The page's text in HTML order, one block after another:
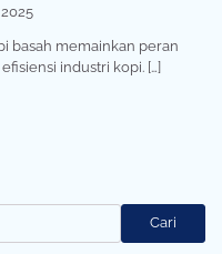
basah memainkan peran
industri kopi. […]
Cari